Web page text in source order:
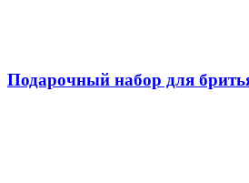
Подарочный набор для